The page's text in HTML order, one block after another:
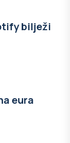
bilježi
eura